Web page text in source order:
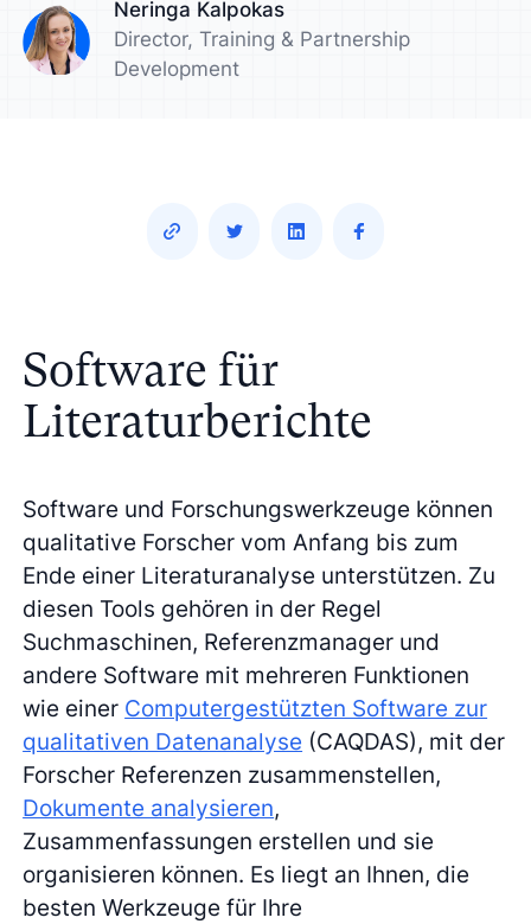
Neringa Kalpokas
Director, Training & Partnership
Development
Software für
Literaturberichte
Software und Forschungswerkzeuge können
qualitative Forscher vom Anfang bis zum
Ende einer Literaturanalyse unterstützen. Zu
diesen Tools gehören in der Regel
Suchmaschinen, Referenzmanager und
andere Software mit mehreren Funktionen
wie einer Computergestützten Software zur
qualitativen Datenanalyse (CAQDAS), mit der
Forscher Referenzen zusammenstellen,
Dokumente analysieren,
Zusammenfassungen erstellen und sie
organisieren können. Es liegt an Ihnen, die
besten Werkzeuge für Ihre